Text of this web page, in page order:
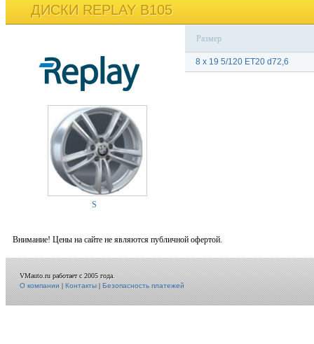
ДИСКИ REPLAY B105
S
Размер
8 x 19 5/120 ET20 d72,6
Внимание! Цены на сайте не являются публичной офертой.
VMauto.ru работает с 2005 года.
О компании|Контакты|Безопасность платежей